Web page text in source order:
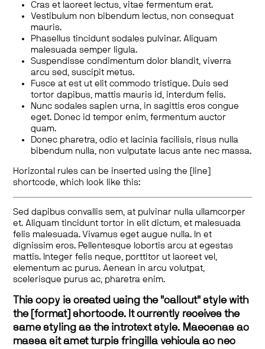
Cras et laoreet lectus, vitae fermentum erat.
Vestibulum non bibendum lectus, non consequat
mauris.
Phasellus tincidunt sodales pulvinar. Aliquam
malesuada semper ligula.
Suspendisse condimentum dolor blandit, viverra
arcu sed, suscipit metus.
Fusce at est ut elit commodo tristique. Duis sed
tortor dapibus, mattis mauris id, interdum felis.
Nunc sodales sapien urna, in sagittis eros congue
eget. Donec id tempor enim, fermentum auctor
quam.
Donec pharetra, odio et lacinia facilisis, risus nulla
bibendum nulla, non vulputate lacus ante nec massa.
Horizontal rules can be inserted using the [line]
shortcode, which look like this:
Sed dapibus convallis sem, at pulvinar nulla ullamcorper
et. Aliquam tincidunt tortor in elit dictum, et malesuada
felis malesuada. Vivamus eget augue nulla. In et
dignissim eros. Pellentesque lobortis arcu at egestas
mattis. Integer felis neque, porttitor ut laoreet vel,
elementum ac purus. Aenean in arcu volutpat,
scelerisque purus ac, pharetra enim.
This copy is created using the "callout" style with
the [format] shortcode. It currently receives the
same styling as the introtext style. Maecenas ac
massa sit amet turpis fringilla vehicula ac nec